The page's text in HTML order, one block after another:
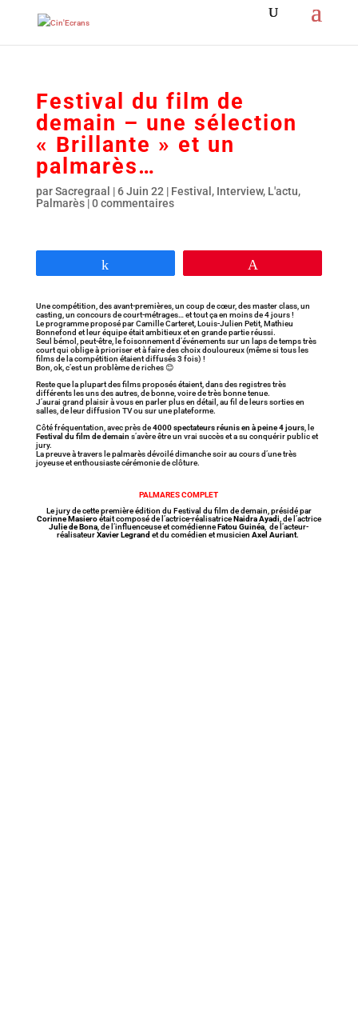
Festival du film de
demain – une sélection
« Brillante » et un
palmarès…
parSacregraal |6 Juin 22 | Festival , Interview, L'actu,
Palmarès|0 commentaires
Une compétition, des avant-premières, un coup de cœur, des master class, un
casting, un concours de court-métrages… et tout ça en moins de 4 jours !
Le programme proposé par Camille Carteret, Louis-Julien Petit, Mathieu
Bonnefond et leur équipe était ambitieux et en grande partie réussi.
Seul bémol, peut-être, le foisonnement d’événements sur un laps de temps très
court qui oblige à prioriser et à faire des choix douloureux (même si tous les
films de la compétition étaient diffusés 3 fois) !
Bon, ok, c’est un problème de riches 😊
Reste que la plupart des films proposés étaient, dans des registres très
différents les uns des autres, de bonne, voire de très bonne tenue.
J’aurai grand plaisir à vous en parler plus en détail, au fil de leurs sorties en
salles, de leur diffusion TV ou sur une plateforme.
Côté fréquentation, avec près de4000 spectateurs réunis en à peine 4 jours, le
Festival du film de demain s’avère être un vrai succès et a su conquérir public et
jury.
La preuve à travers le palmarès dévoilé dimanche soir au cours d’une très
joyeuse et enthousiaste cérémonie de clôture.
PALMARES COMPLET
Le jury de cette première édition du Festival du film de demain, présidé par
Corinne Masieroétait composé de l’actrice-réalisatriceNaidra Ayadi , de l’actrice
Julie de Bona , de l’influenceuse et comédienneFatou Guinéa , de l’acteur-
réalisateurXavier Legrand et du comédien et musicienAxel Auriant.